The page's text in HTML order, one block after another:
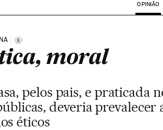
OPINIÃO
i
moral
pelos pais, e praticada
deveria prevalecer
éticos